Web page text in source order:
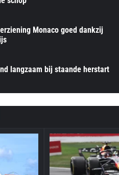
Monaco goed dankzij
langzaam bij staande herstart